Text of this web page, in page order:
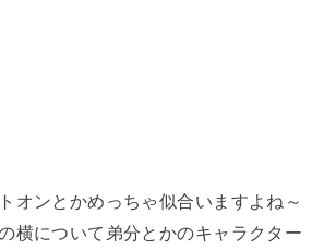
オンとかめっちゃ似合いますよね～
横について弟分とかのキャラクター